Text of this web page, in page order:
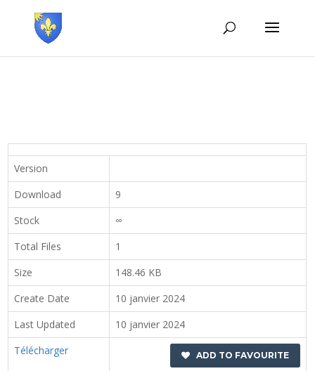
Version
Download
9
Stock
∞
Total Files
1
Size
148.46 KB
Create Date
10 janvier 2024
Last Updated
10 janvier 2024
Télécharger
ADD TO FAVOURITE